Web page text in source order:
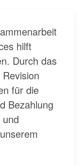
hilft
Durch das
für die
Bezahlung